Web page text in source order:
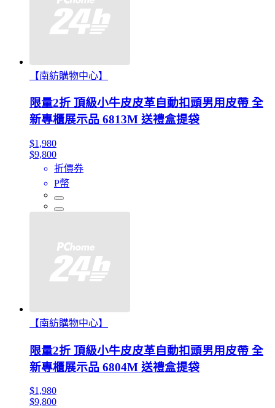
【南紡購物中心】
限量2折 頂級小牛皮皮革自動扣頭男用皮帶 全
新專櫃展示品 6813M 送禮盒提袋
$1,980
$9,800
折價券
P幣
【南紡購物中心】
限量2折 頂級小牛皮皮革自動扣頭男用皮帶 全
新專櫃展示品 6804M 送禮盒提袋
$1,980
$9,800